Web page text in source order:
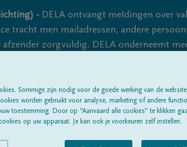
- DELA ontvangt meldingen over
tracht men mailadressen, andere
zorgvuldig. DELA onderneemt
uit te sluiten, dus blijf waakzaam.
Alle rouwberichten Over ons
Sommige zijn nodig voor de goede werking van de
worden gebruikt voor analyse, marketing of andere
toestemming. Door op “Aanvaard alle cookies” te klikken
op uw apparaat. Je kan ook je voorkeuren zelf instellen.